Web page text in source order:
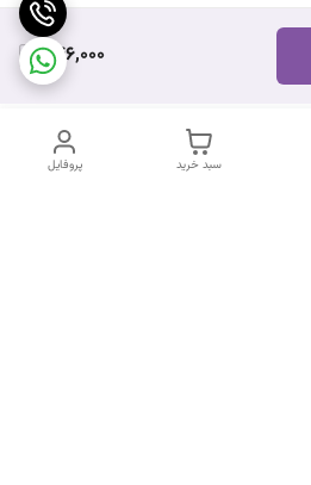
746,000
پروفایل سبد خرید